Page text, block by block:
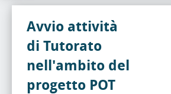
Avvio attività
di Tutorato
nell'ambito del
progetto POT